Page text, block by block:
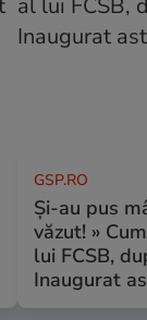
GSP.RO
Și-au pus
văzut! »
lui FCSB,
Inaugurat